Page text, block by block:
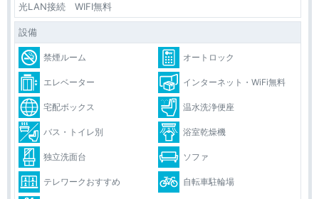
光LAN接続 WIFI無料
設備
禁煙ルーム オートロック
エレベーター インターネット・WiFi無料
宅配ボックス 温水洗浄便座
バス・トイレ別 浴室乾燥機
独立洗面台 ソファ
テレワークおすすめ 自転車駐輪場